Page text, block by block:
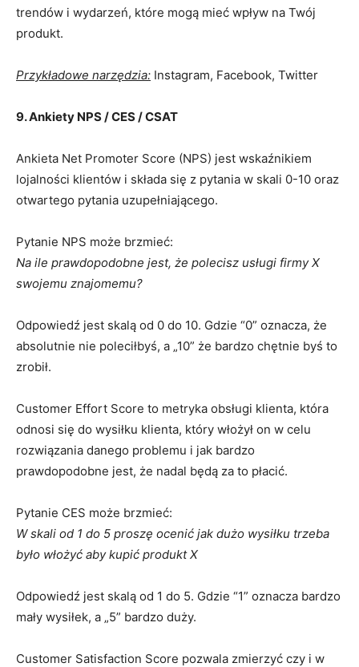
trendów i wydarzeń, które mogą mieć wpływ na Twój
produkt.
Przykładowe narzędzia: Instagram, Facebook, Twitter
9. Ankiety NPS / CES / CSAT
Ankieta Net Promoter Score (NPS) jest wskaźnikiem
lojalności klientów i składa się z pytania w skali 0-10 oraz
otwartego pytania uzupełniającego.
Pytanie NPS może brzmieć:
Na ile prawdopodobne jest, że polecisz usługi firmy X
swojemu znajomemu?
Odpowiedź jest skalą od 0 do 10. Gdzie “0” oznacza, że
absolutnie nie poleciłbyś, a „10” że bardzo chętnie byś to
zrobił.
Customer Effort Score to metryka obsługi klienta, która
odnosi się do wysiłku klienta, który włożył on w celu
rozwiązania danego problemu i jak bardzo
prawdopodobne jest, że nadal będą za to płacić.
Pytanie CES może brzmieć:
W skali od 1 do 5 proszę ocenić jak dużo wysiłku trzeba
było włożyć aby kupić produkt X
Odpowiedź jest skalą od 1 do 5. Gdzie “1” oznacza bardzo
mały wysiłek, a „5” bardzo duży.
Customer Satisfaction Score pozwala zmierzyć czy i w